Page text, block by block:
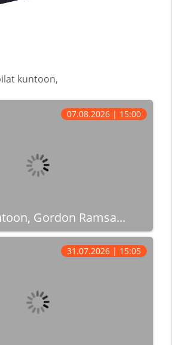
kuntoon,
Gordon Ramsa...
07.08.2026 | 15:00
31.07.2026 | 15:05